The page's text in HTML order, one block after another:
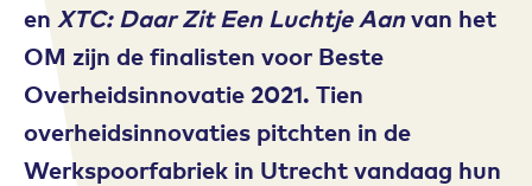
en XTC: Daar Zit Een Luchtje Aanvan het
OM zijn de finalisten voor Beste
Overheidsinnovatie 2021. Tien
overheidsinnovaties pitchten in de
Werkspoorfabriek in Utrecht vandaag hun